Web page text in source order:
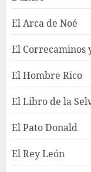
El Arca de Noé
El Correcaminos
El Hombre Rico
El Libro de la
El Pato Donald
El Rey León